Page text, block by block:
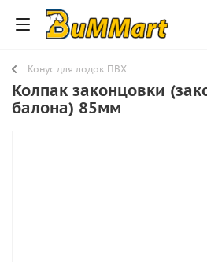
Конус для лодок ПВХ
Колпак законцовки
балона) 85мм